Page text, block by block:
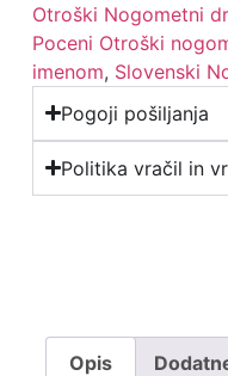
Otroški Nogometni
Poceni Otroški
imenom, Slovenski
Pogoji pošiljanja
Politika vračil in
Opis